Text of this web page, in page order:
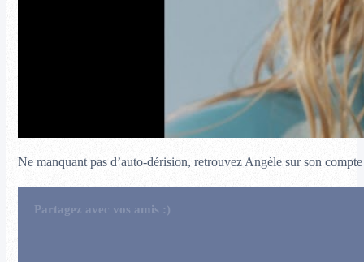
Ne manquant pas d’auto-dérision, retrouvez Angèle sur son
Partagez avec vos amis :)